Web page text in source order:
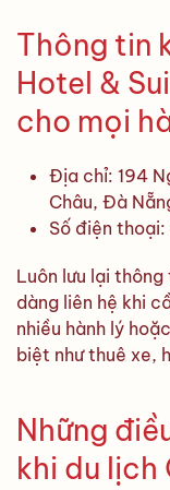
Thông tin
Hotel &
cho mọi
Địa chỉ: 194
Châu, Đà
Số điện
Luôn lưu lại
dàng liên hệ khi
nhiều hành lý
biệt như thuê xe,
Những
khi du lịch